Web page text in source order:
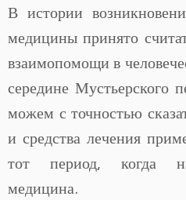
В истории
медицины принято
взаимопомощи в
середине Мустьерского
можем с точностью
и средства лечения
тот период, когда
медицина.